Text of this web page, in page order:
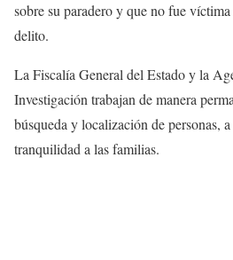
sobre su paradero y que no fue
delito.
La Fiscalía General del Estado y la
Investigación trabajan de manera
búsqueda y localización de personas,
tranquilidad a las familias.